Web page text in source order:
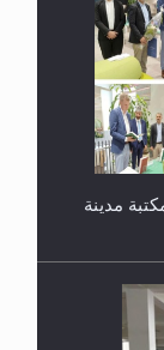
مدينة